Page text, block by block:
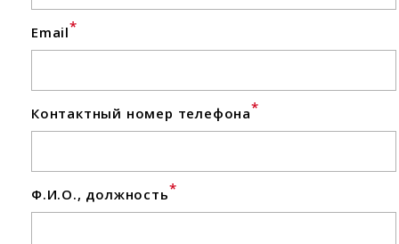
Email*
Контактный номер телефона*
Ф.И.О., должность*